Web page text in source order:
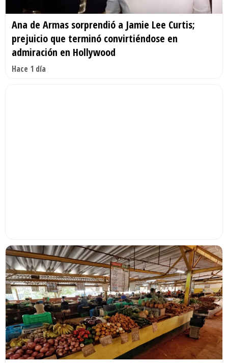
Ana de Armas sorprendió a Jamie Lee Curtis;
prejuicio que terminó convirtiéndose en
admiración en Hollywood
Hace 1 día